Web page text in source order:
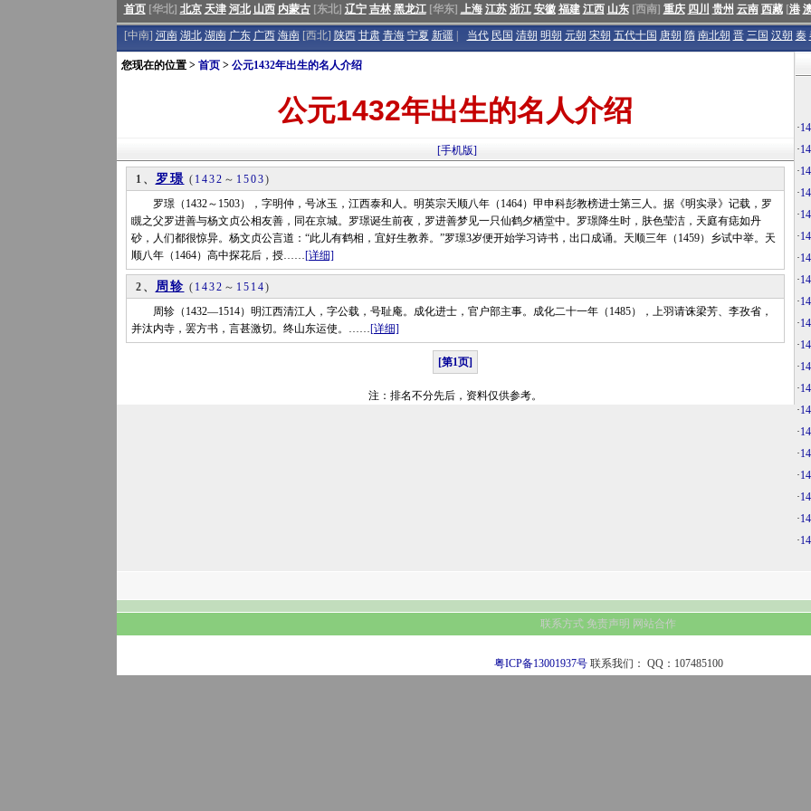
首页[华北] 北京 天津 河北 山西 内蒙古[东北] 辽宁 吉林 黑龙江[华东] 上海 江苏 浙江 安徽 福建 江西 山东[西南] 重庆 四川 贵州 云南 西藏[港
[中南] 河南 湖北 湖南 广东 广西 海南[西北] 陕西 甘肃 青海 宁夏 新疆 当代 民国 清朝 明朝 元朝 宋朝 五代十国 唐朝 隋 南北朝 晋 三国 汉朝 秦
您现在的位置 > 首页> 公元1432年出生的名人介绍
公元1432年出生的名人介绍
[手机版]
1、 罗璟 ( 1432 ～ 1503)
罗璟（1432～1503），字明仲，号冰玉，江西泰和人。明英宗天顺八年（1464）甲申科彭教榜进士第三人。据《明实录》记载，罗
瞡之父罗进善与杨文贞公相友善，同在京城。罗璟诞生前夜，罗进善梦见一只仙鹤夕栖堂中。罗璟降生时，肤色莹洁，天庭有痣如丹
砂，人们都很惊异。杨文贞公言道：“此儿有鹤相，宜好生教养。”罗璟3岁便开始学习诗书，出口成诵。天顺三年（1459）乡试中举。天
顺八年（1464）高中探花后，授……[详细]
2、 周轸 ( 1432 ～ 1514)
周轸（1432—1514）明江西清江人，字公载，号耻庵。成化进士，官户部主事。成化二十一年（1485），上羽请诛梁芳、李孜省，
并汰内寺，罢方书，言甚激切。终山东运使。……[详细]
[第1页]
注：排名不分先后，资料仅供参考。
·
·
·
·
·
·
·
·
·
·
·
·
·
·
·
·
·
·
·
·
联系方式 免责声明 网站合作
粤ICP备13001937号 联系我们： QQ：107485100